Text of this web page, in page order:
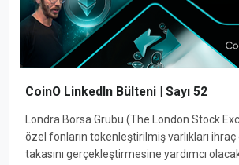
CoinO LinkedIn Bülteni | Sayı 52
Londra Borsa Grubu (The London Stock
özel fonların tokenleştirilmiş varlıkları
takasını gerçekleştirmesine yardımcı